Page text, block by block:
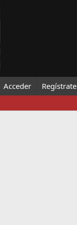
Acceder Regístrate